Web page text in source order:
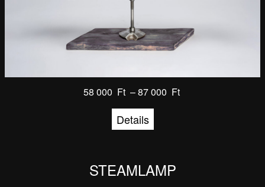
58 000 Ft –87 000 Ft
Details
STEAMLAMP